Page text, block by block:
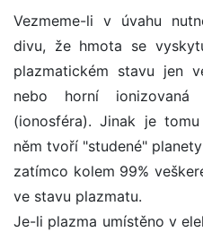
Vezmeme-li v úvahu
divu, že hmota se
plazmatickém stavu jen
nebo horní ionizovaná
(ionosféra). Jinak je
něm tvoří "studené"
zatímco kolem 99%
ve stavu plazmatu.
Je-li plazma umístěno v